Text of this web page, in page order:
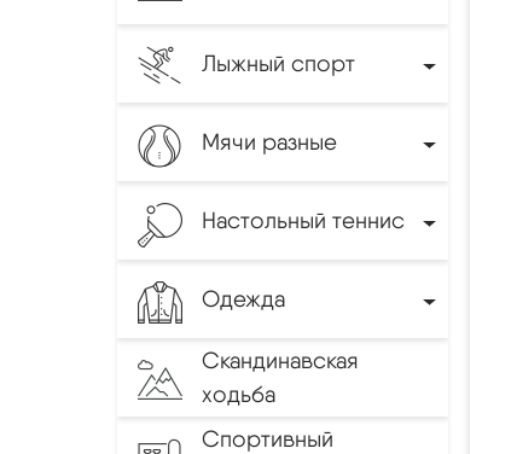
Лыжный спорт
Мячи разные
Настольный теннис
Одежда
Скандинавская
ходьба
Спортивный